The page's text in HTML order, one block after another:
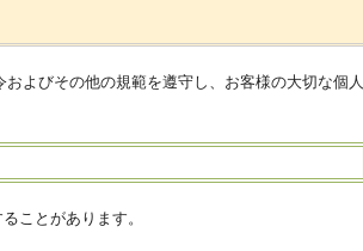
よびその他の規範を遵守し、お客様の大切な個人
ことがあります。